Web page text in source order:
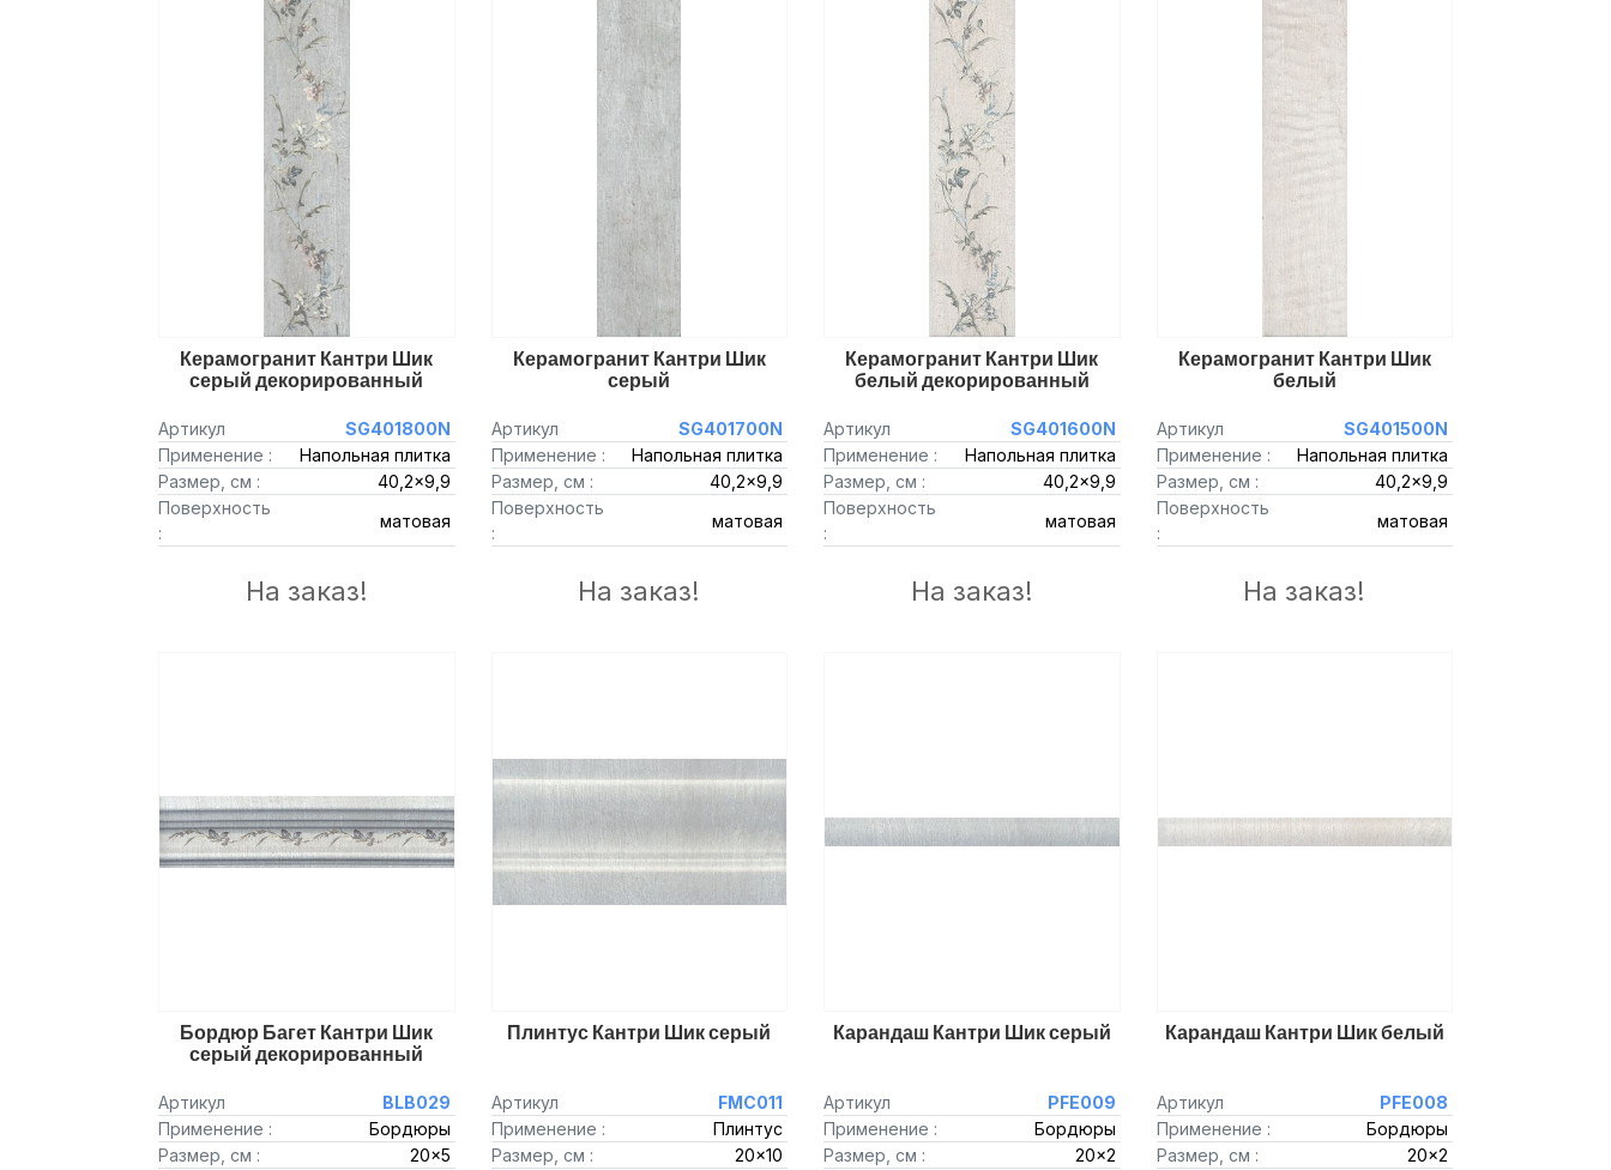
Керамогранит Кантри Шик
серый декорированный
Артикул
SG401800N
Применение :
Напольная плитка
Размер, см :
40,2x9,9
Поверхность
:
матовая
На заказ!
Керамогранит Кантри Шик
серый
Артикул
SG401700N
Применение :
Напольная плитка
Размер, см :
40,2x9,9
Поверхность
:
матовая
На заказ!
Керамогранит Кантри Шик
белый декорированный
Артикул
SG401600N
Применение :
Напольная плитка
Размер, см :
40,2x9,9
Поверхность
:
матовая
На заказ!
Керамогранит Кантри Шик
белый
Артикул
SG401500N
Применение :
Напольная плитка
Размер, см :
40,2x9,9
Поверхность
:
матовая
На заказ!
Бордюр Багет Кантри Шик
серый декорированный
Артикул
BLB029
Применение :
Бордюры
Размер, см :
20x5
Плинтус Кантри Шик серый
Артикул
FMC011
Применение :
Плинтус
Размер, см :
20x10
Карандаш Кантри Шик серый
Артикул
PFE009
Применение :
Бордюры
Размер, см :
20x2
Карандаш Кантри Шик белый
Артикул
PFE008
Применение :
Бордюры
Размер, см :
20x2